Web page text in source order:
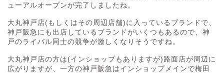
ューアルオープンが完了しましたね。
大丸神戸店(もしくはその周辺店舗)に入っているブランドで、
神戸阪急にも出店しているブランドがいくつもあるので、神
戸のライバル同士の競争が激しくなりそうですね。
大丸神戸店の方は(インショップもありますが)路面店が周辺に
広がりますが、一方の神戸阪急はインショップメインで梅田